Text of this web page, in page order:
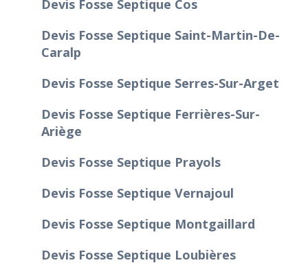
Devis Fosse Septique Cos
Devis Fosse Septique Saint-Martin-De-
Caralp
Devis Fosse Septique Serres-Sur-Arget
Devis Fosse Septique Ferrières-Sur-
Ariège
Devis Fosse Septique Prayols
Devis Fosse Septique Vernajoul
Devis Fosse Septique Montgaillard
Devis Fosse Septique Loubières